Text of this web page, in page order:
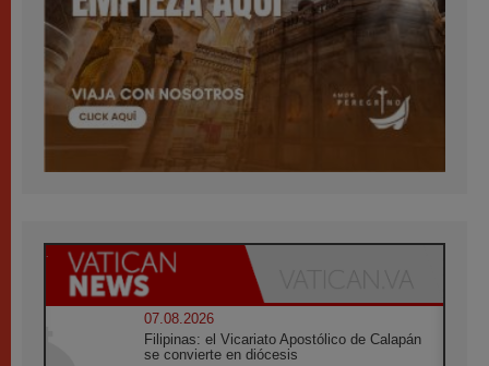
07.08.2026
Filipinas: el Vicariato Apostólico de Calapán
se convierte en diócesis